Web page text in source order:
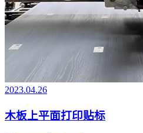
2023.04.26
木板上平面打印贴标